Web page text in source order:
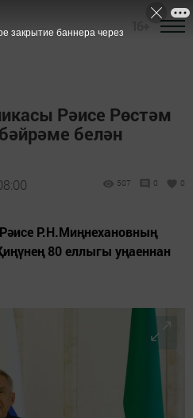
Рәисе Рөстәм
белән
507 0 0
Р.Н.Миңнехановның
80 еллыгы уңаеннан
закрытие баннера через